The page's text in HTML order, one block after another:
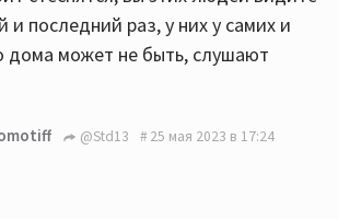
и последний раз, у них у самих и
дома может не быть, слушают
@Std13 25 мая 2023 в 17:24